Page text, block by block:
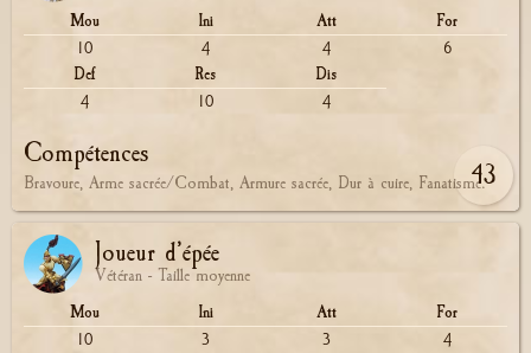
Mou
10
Ini
4
Att
4
For
6
Def
4
Res
10
Dis
4
Compétences
Bravoure, Arme sacrée/Combat, Armure sacrée, Dur à cuire, Fanatisme.43
Joueur d’épée
Vétéran - Taille moyenne
Mou
10
Ini
3
Att
3
For
4